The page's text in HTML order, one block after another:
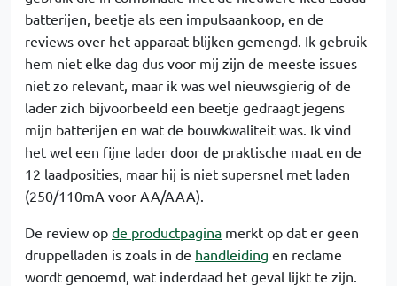
batterijen, beetje als een impulsaankoop, en de
reviews over het apparaat blijken gemengd. Ik gebruik
hem niet elke dag dus voor mij zijn de meeste issues
niet zo relevant, maar ik was wel nieuwsgierig of de
lader zich bijvoorbeeld een beetje gedraagt jegens
mijn batterijen en wat de bouwkwaliteit was. Ik vind
het wel een fijne lader door de praktische maat en de
12 laadposities, maar hij is niet supersnel met laden
(250/110mA voor AA/AAA).
De review op de productpagina merkt op dat er geen
druppelladen is zoals in de handleiding en reclame
wordt genoemd, wat inderdaad het geval lijkt te zijn.